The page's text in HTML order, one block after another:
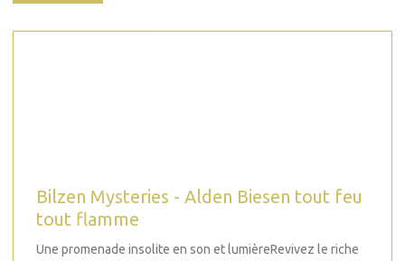
Bilzen Mysteries - Alden Biesen tout feu
tout flamme
Une promenade insolite en son et lumièreRevivez le riche